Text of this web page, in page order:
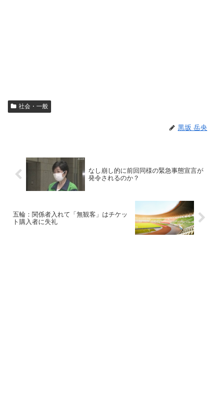
社会・一般
黒坂 岳央
なし崩し的に前回同様の緊急事態宣言が
発令されるのか？
五輪：関係者入れて「無観客」はチケッ
ト購入者に失礼